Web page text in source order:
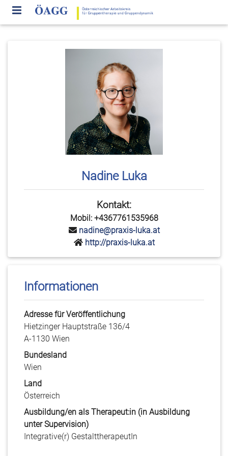
Nadine Luka
Kontakt:
Mobil: +4367761535968
nadine@praxis-luka.at
http://praxis-luka.at
Informationen
Adresse für Veröffentlichung
Hietzinger Hauptstraße 136/4
A-1130 Wien
Bundesland
Wien
Land
Österreich
Ausbildung/en als Therapeut:in (in Ausbildung
unter Supervision)
Integrative(r) GestalttherapeutIn